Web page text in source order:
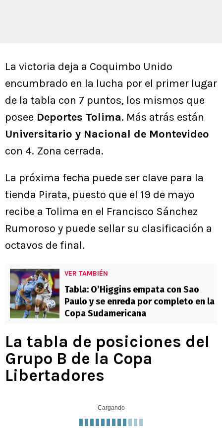
La victoria deja a Coquimbo Unido
encumbrado en la lucha por el primer lugar
de la tabla con 7 puntos, los mismos que
posee Deportes Tolima. Más atrás están
Universitario y Nacional de Montevideo
con 4. Zona cerrada.
La próxima fecha puede ser clave para la
tienda Pirata, puesto que el 19 de mayo
recibe a Tolima en el Francisco Sánchez
Rumoroso y puede sellar su clasificación a
octavos de final.
VER TAMBIÉN
Tabla: O’Higgins empata con Sao
Paulo y se enreda por completo en la
Copa Sudamericana
La tabla de posiciones del
Grupo B de la Copa
Libertadores
Cargando